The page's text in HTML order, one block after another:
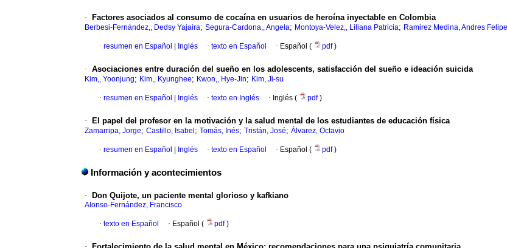
· Factores asociados al consumo de cocaína en usuarios de heroína inyectable en Colombia
Berbesi-Fernández,, Dedsy Yajaira; Segura-Cardona,, Angela; Montoya-Velez,, Liliana Patricia; Ramirez Medina, Andres Felipe
· resumen en Español Inglés · texto en Español · Español ( pdf)
· Asociaciones entre duración del sueño en los adolescents, satisfacción del sueño e ideación suicida
Kim,, Yoonjung; Kim,, Kyunghee; Kwon,, Hye-Jin; Kim, Ji-su
· resumen en Español Inglés · texto en Inglés · Inglés ( pdf)
· El papel del profesor en la motivación y la salud mental de los estudiantes de educación física
Zamarripa, Jorge; Castillo, Isabel ; Tomás, Inés; Tristán, José; Álvarez, Octavio
· resumen en Español Inglés · texto en Español · Español ( pdf)
Información y acontecimientos
· Don Quijote, un paciente mental glorioso y kafkiano
Alonso-Fernández, Francisco
· texto en Español · Español ( pdf)